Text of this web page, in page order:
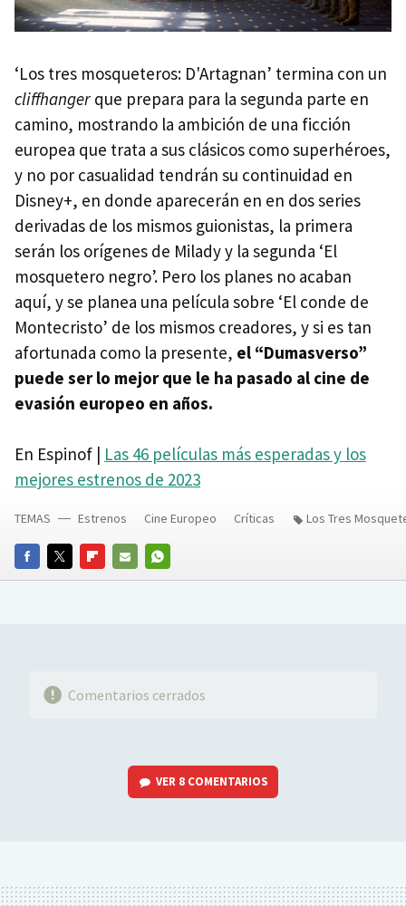
‘Los tres mosqueteros: D'Artagnan’ termina con un
cliffhanger que prepara para la segunda parte en
camino, mostrando la ambición de una ficción
europea que trata a sus clásicos como superhéroes,
y no por casualidad tendrán su continuidad en
Disney+, en donde aparecerán en en dos series
derivadas de los mismos guionistas, la primera
serán los orígenes de Milady y la segunda ‘El
mosquetero negro’. Pero los planes no acaban
aquí, y se planea una película sobre ‘El conde de
Montecristo’ de los mismos creadores, y si es tan
afortunada como la presente, el “Dumasverso”
puede ser lo mejor que le ha pasado al cine de
evasión europeo en años.
En Espinof | Las 46 películas más esperadas y los
mejores estrenos de 2023
FACEBOOKTWITTERFLIPBOARD
E-
WHATSAPP
TEMAS Estrenos Cine Europeo Críticas Los Tres
Comentarios cerrados
VER 8 COMENTARIOS